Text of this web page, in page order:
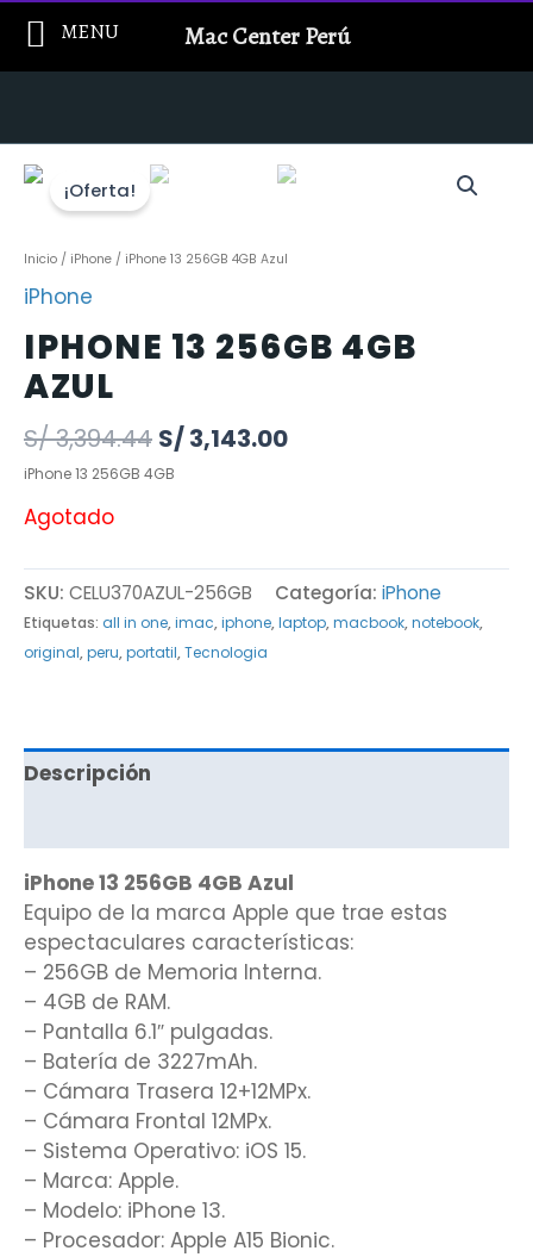
contenido
¡Oferta!
Inicio / iPhone / iPhone 13 256GB 4GB Azul
iPhone
IPHONE 13 256GB 4GB
AZUL
S/3,394.44 S/3,143.00
iPhone 13 256GB 4GB
Agotado
SKU: CELU370AZUL-256GB Categoría: iPhone
Etiquetas: all in one,imac,iphone,laptop,macbook,notebook,
original,peru,portatil,Tecnologia
Descripción
iPhone 13 256GB 4GB Azul
Equipo de la marca Apple que trae estas
espectaculares características:
– 256GB de Memoria Interna.
– 4GB de RAM.
– Pantalla 6.1″ pulgadas.
– Batería de 3227mAh.
– Cámara Trasera 12+12MPx.
– Cámara Frontal 12MPx.
– Sistema Operativo: iOS 15.
– Marca: Apple.
– Modelo: iPhone 13.
– Procesador: Apple A15 Bionic.
MENU Mac Center Perú